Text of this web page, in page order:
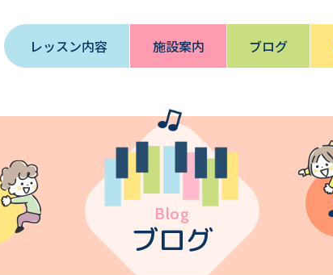
レッスン内容 施設案内 ブログ
Blog
ブログ